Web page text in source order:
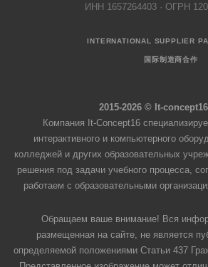
ИНН 1657264403 · ОГРН
INTERNATIONAL SUPPLIER
国际制造商合作
2015-2026 © It-
Компания It-Concept16
интерактивного и компьютерного
колледжей и других образовательных
решения под задачи учебного процесса,
работаем с образовательными
Обращаем ваше внимание! Вся
размещенная на сайте, не является
определяемой положениями Статьи 437